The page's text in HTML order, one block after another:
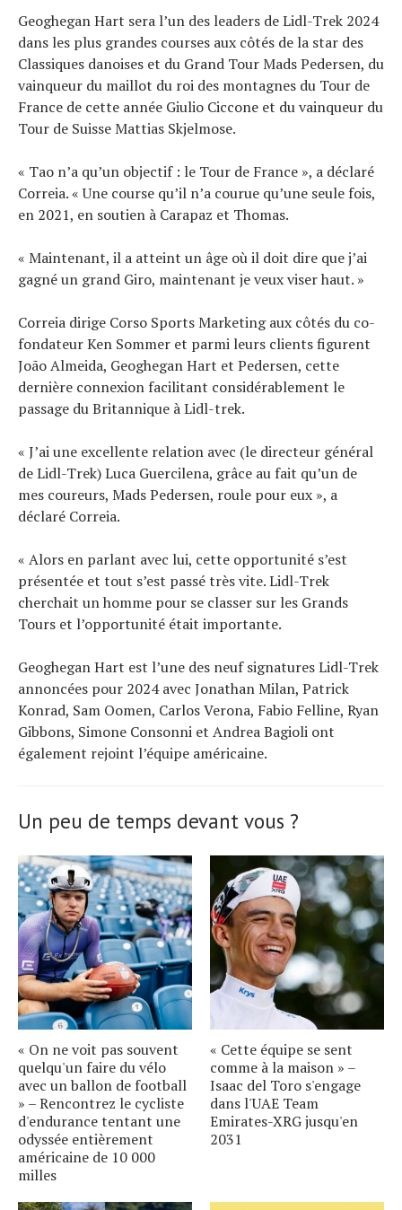
Geoghegan Hart sera l’un des leaders de Lidl-Trek 2024
dans les plus grandes courses aux côtés de la star des
Classiques danoises et du Grand Tour Mads Pedersen, du
vainqueur du maillot du roi des montagnes du Tour de
France de cette année Giulio Ciccone et du vainqueur du
Tour de Suisse Mattias Skjelmose.
« Tao n’a qu’un objectif : le Tour de France », a déclaré
Correia. « Une course qu’il n’a courue qu’une seule fois,
en 2021, en soutien à Carapaz et Thomas.
« Maintenant, il a atteint un âge où il doit dire que j’ai
gagné un grand Giro, maintenant je veux viser haut. »
Correia dirige Corso Sports Marketing aux côtés du co-
fondateur Ken Sommer et parmi leurs clients figurent
João Almeida, Geoghegan Hart et Pedersen, cette
dernière connexion facilitant considérablement le
passage du Britannique à Lidl-trek.
« J’ai une excellente relation avec (le directeur général
de Lidl-Trek) Luca Guercilena, grâce au fait qu’un de
mes coureurs, Mads Pedersen, roule pour eux », a
déclaré Correia.
« Alors en parlant avec lui, cette opportunité s’est
présentée et tout s’est passé très vite. Lidl-Trek
cherchait un homme pour se classer sur les Grands
Tours et l’opportunité était importante.
Geoghegan Hart est l’une des neuf signatures Lidl-Trek
annoncées pour 2024 avec Jonathan Milan, Patrick
Konrad, Sam Oomen, Carlos Verona, Fabio Felline, Ryan
Gibbons, Simone Consonni et Andrea Bagioli ont
également rejoint l’équipe américaine.
Un peu de temps devant vous ?
« On ne voit pas souvent
quelqu'un faire du vélo
avec un ballon de football
» – Rencontrez le cycliste
d'endurance tentant une
odyssée entièrement
américaine de 10 000
milles
« Cette équipe se sent
comme à la maison » –
Isaac del Toro s'engage
dans l'UAE Team
Emirates-XRG jusqu'en
2031